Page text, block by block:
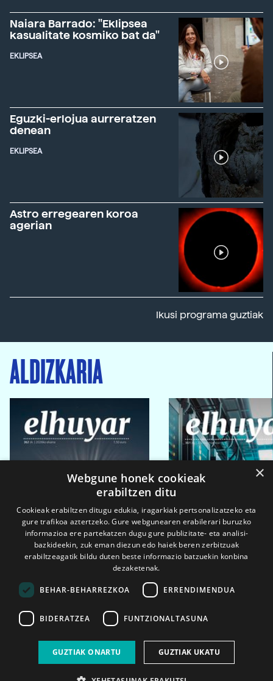
Naiara Barrado: "Eklipsea
kasualitate kosmiko bat da"
EKLIPSEA
Eguzki-erlojua aurreratzen
denean
EKLIPSEA
Astro erregearen koroa
agerian
Ikusi programa guztiak
ALDIZKARIA
2026ko eka. 1a 2026ko mar. 1a
×
Webgune honek cookieak
erabiltzen ditu
Cookieak erabiltzen ditugu edukia, iragarkiak pertsonalizatzeko eta
gure trafikoa aztertzeko. Gure webgunearen erabilerari buruzko
informazioa ere partekatzen dugu gure publizitate- eta analisi-
bazkideekin, zuk eman diezun edo haiek beren zerbitzuak
erabiltzeagatik bildu duten beste informazio batzuekin konbina
dezaketenak.
BEHAR-BEHARREZKOA ERRENDIMENDUA
BIDERATZEA FUNTZIONALTASUNA
GUZTIAK ONARTU GUZTIAK UKATU